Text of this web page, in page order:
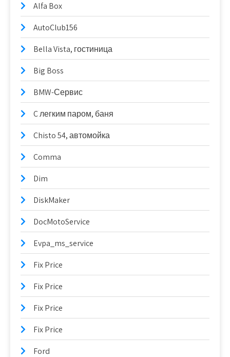
Alfa Box
AutoClub156
Bella Vista, гостиница
Big Boss
BMW-Сервис
C легким паром, баня
Chisto 54, автомойка
Comma
Dim
DiskMaker
DocMotoService
Evpa_ms_service
Fix Price
Fix Price
Fix Price
Fix Price
Ford